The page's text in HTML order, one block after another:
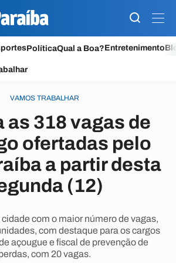
PolíticaQual a Boa?Entretenimento
VAMOS TRABALHAR
as 318 vagas de
ofertadas pelo
a partir desta
(12)
com o maior número de vagas,
com destaque para os cargos
açougue e fiscal de prevenção de
com 20 vagas.